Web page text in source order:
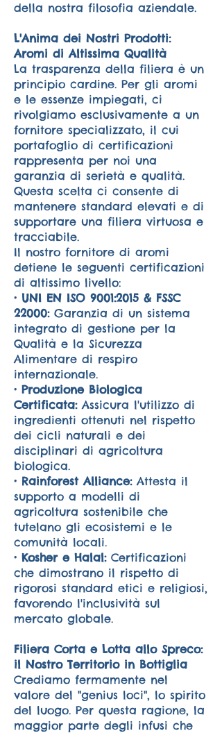
della nostra filosofia aziendale.
L'Anima dei Nostri Prodotti:
Aromi di Altissima Qualità
La trasparenza della filiera è un
principio cardine. Per gli aromi
e le essenze impiegati, ci
rivolgiamo esclusivamente a un
fornitore specializzato, il cui
portafoglio di certificazioni
rappresenta per noi una
garanzia di serietà e qualità.
Questa scelta ci consente di
mantenere standard elevati e di
supportare una filiera virtuosa e
tracciabile.
Il nostro fornitore di aromi
detiene le seguenti certificazioni
di altissimo livello:
• UNI EN ISO 9001:2015 & FSSC
22000: Garanzia di un sistema
integrato di gestione per la
Qualità e la Sicurezza
Alimentare di respiro
internazionale.
• Produzione Biologica
Certificata:Assicura l'utilizzo di
ingredienti ottenuti nel rispetto
dei cicli naturali e dei
disciplinari di agricoltura
biologica.
• Rainforest Alliance:Attesta il
supporto a modelli di
agricoltura sostenibile che
tutelano gli ecosistemi e le
comunità locali.
• Kosher e Halal: Certificazioni
che dimostrano il rispetto di
rigorosi standard etici e religiosi,
favorendo l'inclusività sul
mercato globale.
Filiera Corta e Lotta allo Spreco:
il Nostro Territorio in Bottiglia
Crediamo fermamente nel
valore del "genius loci", lo spirito
del luogo. Per questa ragione, la
maggior parte degli infusi che